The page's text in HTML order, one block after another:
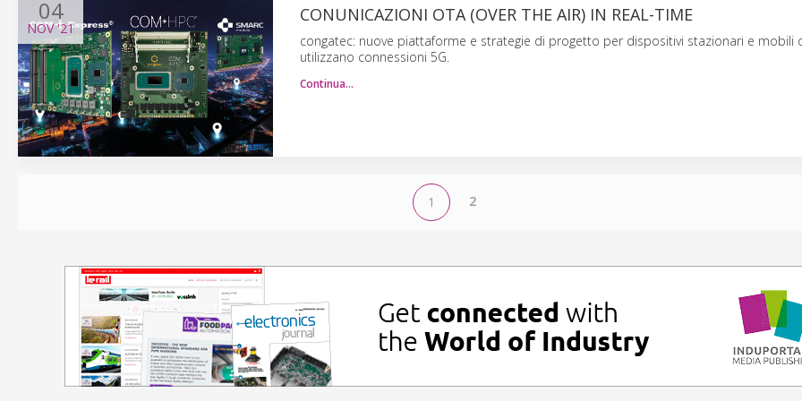
04
NOV'21
CONUNICAZIONI OTA (OVER THE AIR) IN REAL-TIME
congatec: nuove piattaforme e strategie di progetto per dispositivi stazionari e mobili
utilizzano connessioni 5G.
Continua…
1 2